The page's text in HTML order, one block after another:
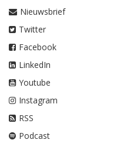
Nieuwsbrief
Twitter
Facebook
LinkedIn
Youtube
Instagram
RSS
Podcast